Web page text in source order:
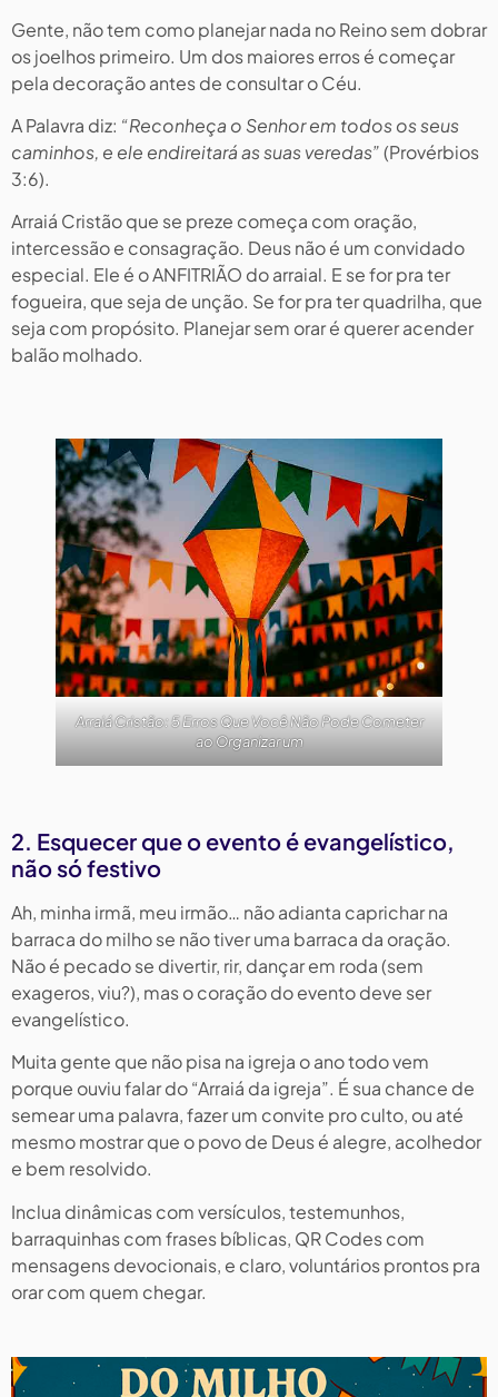
Gente, não tem como planejar nada no Reino sem dobrar
os joelhos primeiro. Um dos maiores erros é começar
pela decoração antes de consultar o Céu.
A Palavra diz: “Reconheça o Senhor em todos os seus
caminhos, e ele endireitará as suas veredas”(Provérbios
3:6).
Arraiá Cristão que se preze começa com oração,
intercessão e consagração. Deus não é um convidado
especial. Ele é o ANFITRIÃO do arraial. E se for pra ter
fogueira, que seja de unção. Se for pra ter quadrilha, que
seja com propósito. Planejar sem orar é querer acender
balão molhado.
Arraiá Cristão: 5 Erros Que Você Não Pode Cometer
ao Organizar um
2. Esquecer que o evento é evangelístico,
não só festivo
Ah, minha irmã, meu irmão… não adianta caprichar na
barraca do milho se não tiver uma barraca da oração.
Não é pecado se divertir, rir, dançar em roda (sem
exageros, viu?), mas o coração do evento deve ser
evangelístico.
Muita gente que não pisa na igreja o ano todo vem
porque ouviu falar do “Arraiá da igreja”. É sua chance de
semear uma palavra, fazer um convite pro culto, ou até
mesmo mostrar que o povo de Deus é alegre, acolhedor
e bem resolvido.
Inclua dinâmicas com versículos, testemunhos,
barraquinhas com frases bíblicas, QR Codes com
mensagens devocionais, e claro, voluntários prontos pra
orar com quem chegar.